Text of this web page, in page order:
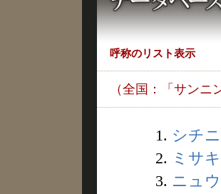
呼称のリスト表示
（全国：「サン
1. シチ
2. ミサ
3. ニュ